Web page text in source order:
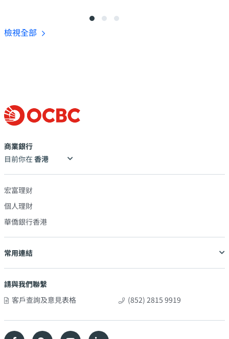
檢視全部
商業銀行
目前你在
宏富理财
個人理財
華僑銀行香港
常用連結
請與我們聯繫
客戶查詢及意見表格
(852) 2815 9919